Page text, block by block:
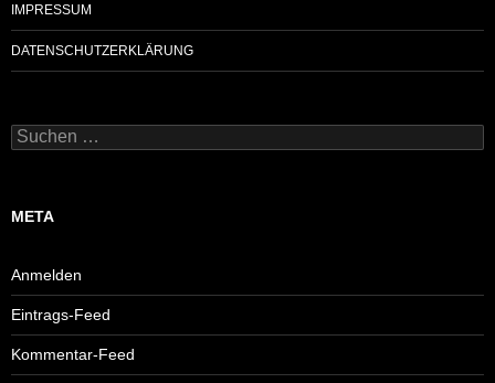
IMPRESSUM
DATENSCHUTZERKLÄRUNG
Suchen
nach:
META
Anmelden
Eintrags-Feed
Kommentar-Feed